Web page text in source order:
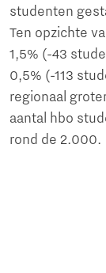
studenten
Ten opzichte
1,5% (-43
0,5% (-113
regionaal
aantal hbo
rond de 2.000.